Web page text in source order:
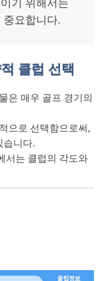
요합니다.
클럽 선택
은 매우 골프 경기의
으로 선택함으로써,
습니다.
서는 클럽의 각도와